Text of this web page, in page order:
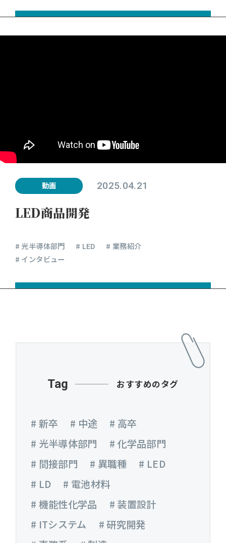
動画 2025.04.21
LED商品開発
# 光半導体部門 # LED
# 業務紹介
# インタビュー
Tag おすすめのタグ
# 新卒 # 中途
# 高卒
# 光半導体部門
# 化学品部門
# 間接部門
# 異職種
# LED
# LD
# 電池材料
# 機能性化学品
# 装置設計
# ITシステム
# 研究開発